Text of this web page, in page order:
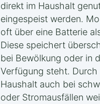
direkt im Haushalt
eingespeist werden.
oft über eine Batterie
Diese speichert
bei Bewölkung oder in
Verfügung steht.
Haushalt auch bei
oder Stromausfällen